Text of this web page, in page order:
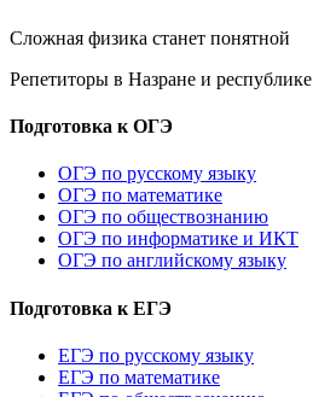
Сложная физика станет понятной
Репетиторы в Назране и республике
Подготовка к ОГЭ
ОГЭ по русскому языку
ОГЭ по математике
ОГЭ по обществознанию
ОГЭ по информатике и ИКТ
ОГЭ по английскому языку
Подготовка к ЕГЭ
ЕГЭ по русскому языку
ЕГЭ по математике